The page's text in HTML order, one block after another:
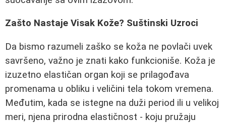
Zašto Nastaje Visak Kože? Suštinski Uzroci
Da bismo razumeli zaško se koža ne povlači uvek
savršeno, važno je znati kako funkcioniše. Koža je
izuzetno elastičan organ koji se prilagođava
promenama u obliku i veličini tela tokom vremena.
Međutim, kada se istegne na duži period ili u velikoj
meri, njena prirodna elastičnost - koju pružaju